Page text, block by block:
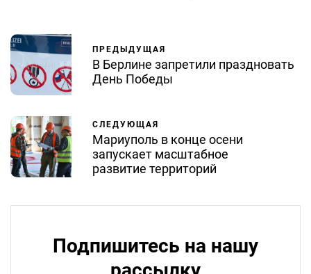
ПРЕДЫДУЩАЯ
В Берлине запретили праздновать
День Победы
СЛЕДУЮЩАЯ
Мариуполь в конце осени
запускает масштабное
развитие территорий
Подпишитесь на нашу